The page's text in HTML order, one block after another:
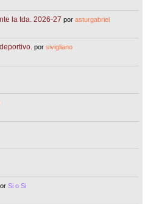
la tda. 2026-27 porasturgabriel
porsivigliano
Si o Si